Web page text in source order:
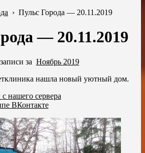
› Пульс Города — 20.11.2019
— 20.11.2019
за Ноябрь 2019
нашла новый уютный дом.
нашего сервера
ВКонтакте